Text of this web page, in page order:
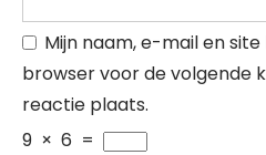
Mijn naam, e-mail en
browser voor de volgende
reactie plaats.
9 × 6 =